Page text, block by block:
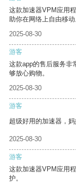
这款加速器VPM应用
助你在网络上自由移动
2025-08-30
游客
这款app的售后服务非
够放心购物。
2025-08-30
游客
超级好用的加速器，
2025-08-30
游客
这款加速器VPM应用
护。